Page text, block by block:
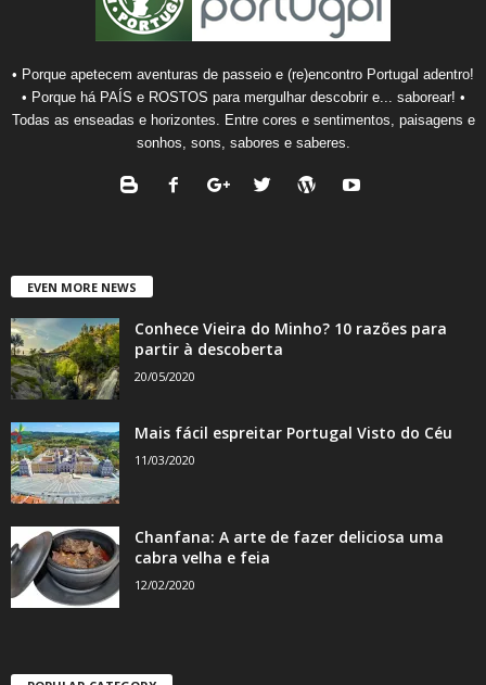
• Porque apetecem aventuras de passeio e (re)encontro Portugal adentro!
• Porque há PAÍS e ROSTOS para mergulhar descobrir e... saborear! •
Todas as enseadas e horizontes. Entre cores e sentimentos, paisagens e
sonhos, sons, sabores e saberes.
EVEN MORE NEWS
Conhece Vieira do Minho? 10 razões para
partir à descoberta
20/05/2020
Mais fácil espreitar Portugal Visto do Céu
11/03/2020
Chanfana: A arte de fazer deliciosa uma
cabra velha e feia
12/02/2020